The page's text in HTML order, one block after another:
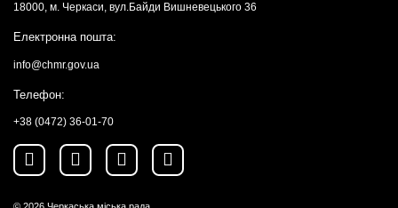
18000, м. Черкаси, вул.Байди Вишневецького 36
Електронна пошта:
info@chmr.gov.ua
Телефон:
+38 (0472) 36-01-70